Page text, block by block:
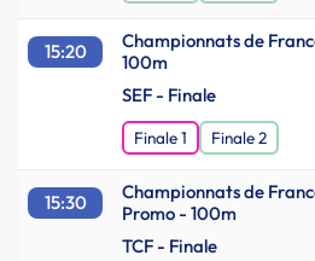
15:20
Championnats de
100m
SEF - Finale
Finale 1 Finale 2
15:30
Championnats de
Promo - 100m
TCF - Finale